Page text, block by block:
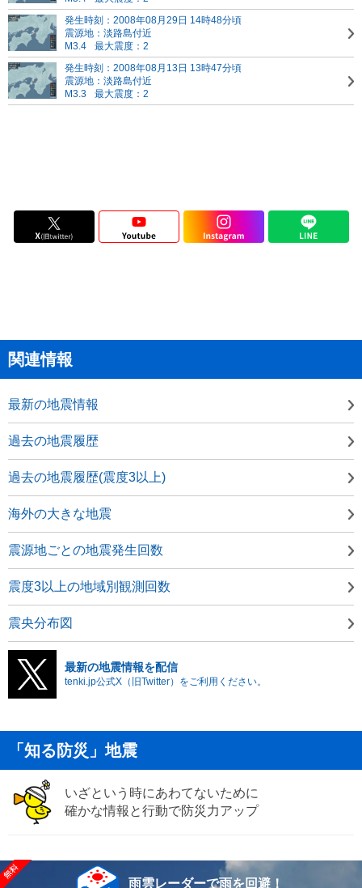
発生時刻：2008年08月29日 14時48分頃
震源地：淡路島付近
M3.4
最大震度：2
発生時刻：2008年08月13日 13時47分頃
震源地：淡路島付近
M3.3
最大震度：2
関連情報
最新の地震情報
過去の地震履歴
過去の地震履歴(震度3以上)
海外の大きな地震
震源地ごとの地震発生回数
震度3以上の地域別観測回数
震央分布図
最新の地震情報を配信
tenki.jp公式X（旧Twitter）をご利用ください。
「知る防災」地震
いざという時にあわてないために
確かな情報と行動で防災力アップ
雨雲レーダーで雨を回避！